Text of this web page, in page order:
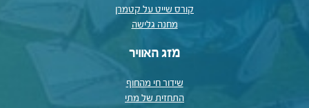
קורס שייט על קטמרן
מחנה גלישה
מזג האוויר
שידור חי מהחוף
התחזית של מתי